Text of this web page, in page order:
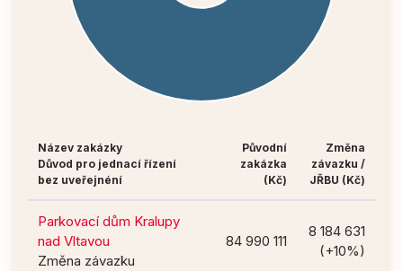
Název zakázky
Důvod pro jednací řízení
bez uveřejnéní
Původní
zakázka
(Kč)
Změna
závazku /
JŘBU (Kč)
Parkovací dům Kralupy
nad Vltavou
Změna závazku
84 990 111
8 184 631
(+10%)